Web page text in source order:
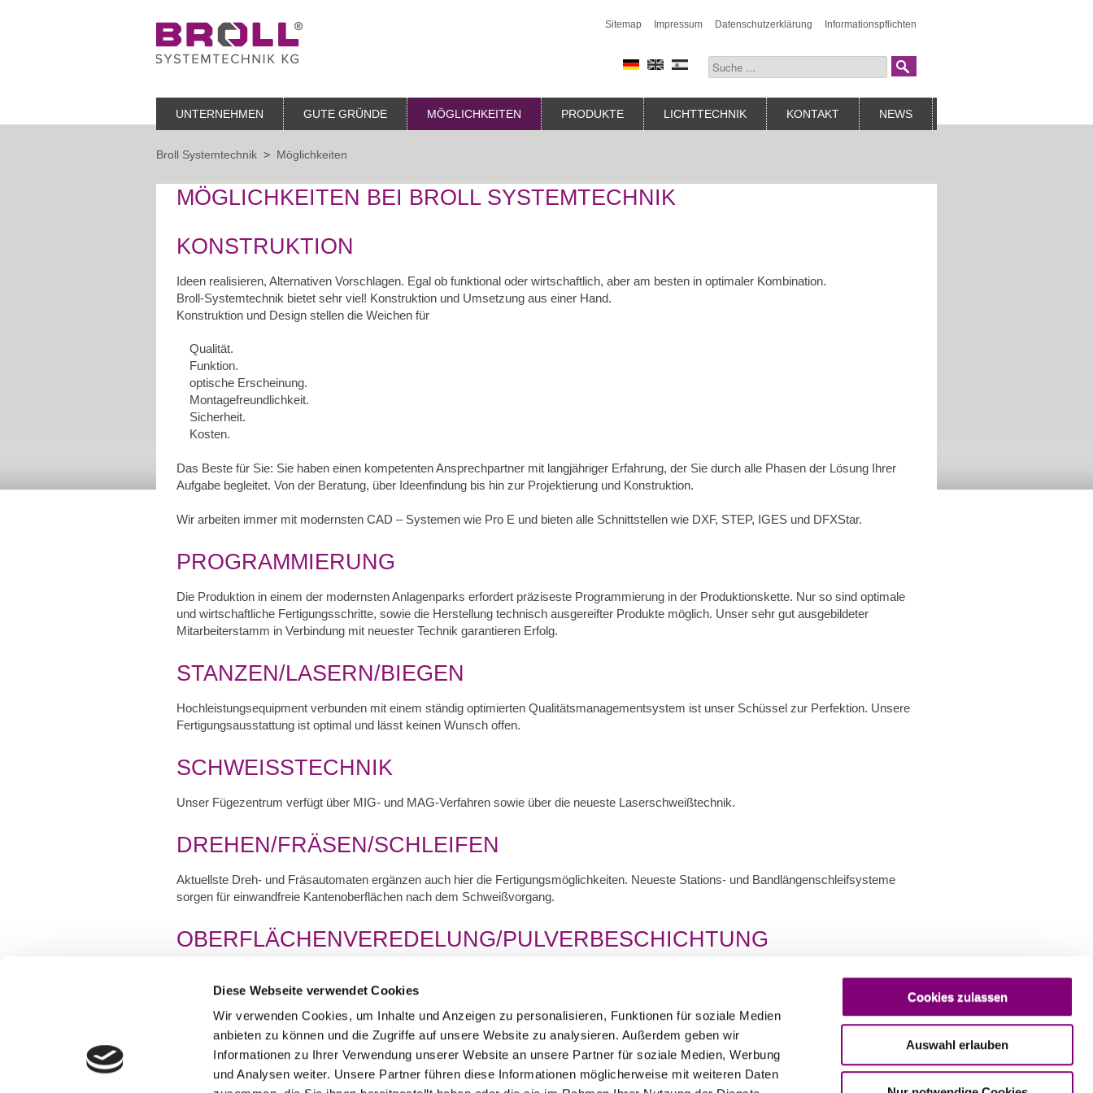
Diese Webseite verwendet Cookies
Wir verwenden Cookies, um Inhalte und Anzeigen zu personalisieren, Funktionen für soziale Medien
anbieten zu können und die Zugriffe auf unsere Website zu analysieren. Außerdem geben wir
Informationen zu Ihrer Verwendung unserer Website an unsere Partner für soziale Medien, Werbung
und Analysen weiter. Unsere Partner führen diese Informationen möglicherweise mit weiteren Daten
Cookies zulassen
Auswahl erlauben
Sitemap Impressum Datenschutzerklärung Informationspflichten
UNTERNEHMEN GUTE GRÜNDE MÖGLICHKEITEN PRODUKTE LICHTTECHNIK KONTAKT NEWS
Broll Systemtechnik > Möglichkeiten
MÖGLICHKEITEN BEI BROLL SYSTEMTECHNIK
KONSTRUKTION
Ideen realisieren, Alternativen Vorschlagen. Egal ob funktional oder wirtschaftlich, aber am besten in optimaler Kombination.
Broll-Systemtechnik bietet sehr viel! Konstruktion und Umsetzung aus einer Hand.
Konstruktion und Design stellen die Weichen für
Qualität.
Funktion.
optische Erscheinung.
Montagefreundlichkeit.
Sicherheit.
Kosten.
Das Beste für Sie: Sie haben einen kompetenten Ansprechpartner mit langjähriger Erfahrung, der Sie durch alle Phasen der Lösung Ihrer
Aufgabe begleitet. Von der Beratung, über Ideenfindung bis hin zur Projektierung und Konstruktion.
Wir arbeiten immer mit modernsten CAD – Systemen wie Pro E und bieten alle Schnittstellen wie DXF, STEP, IGES und DFXStar.
PROGRAMMIERUNG
Die Produktion in einem der modernsten Anlagenparks erfordert präziseste Programmierung in der Produktionskette. Nur so sind optimale
und wirtschaftliche Fertigungsschritte, sowie die Herstellung technisch ausgereifter Produkte möglich. Unser sehr gut ausgebildeter
Mitarbeiterstamm in Verbindung mit neuester Technik garantieren Erfolg.
STANZEN/LASERN/BIEGEN
Hochleistungsequipment verbunden mit einem ständig optimierten Qualitätsmanagementsystem ist unser Schüssel zur Perfektion. Unsere
Fertigungsausstattung ist optimal und lässt keinen Wunsch offen.
SCHWEISSTECHNIK
Unser Fügezentrum verfügt über MIG- und MAG-Verfahren sowie über die neueste Laserschweißtechnik.
DREHEN/FRÄSEN/SCHLEIFEN
Aktuellste Dreh- und Fräsautomaten ergänzen auch hier die Fertigungsmöglichkeiten. Neueste Stations- und Bandlängenschleifsysteme
sorgen für einwandfreie Kantenoberflächen nach dem Schweißvorgang.
OBERFLÄCHENVEREDELUNG/PULVERBESCHICHTUNG
SIEB- UND TAMPONDRUCK
In unserer hauseigenen Druckerei können wir all Ihre Anforderungen erfüllen und gewünschte Information auf Ihre Produkte drucken.